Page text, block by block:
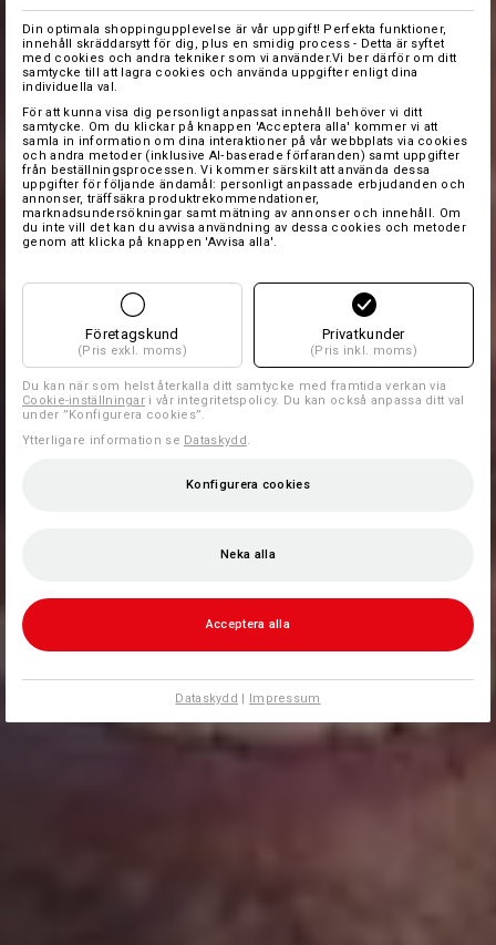
Din optimala shoppingupplevelse är vår uppgift! Perfekta funktioner,
innehåll skräddarsytt för dig, plus en smidig process - Detta är syftet
med cookies och andra tekniker som vi använder.Vi ber därför om ditt
samtycke till att lagra cookies och använda uppgifter enligt dina
individuella val.
För att kunna visa dig personligt anpassat innehåll behöver vi ditt
samtycke. Om du klickar på knappen 'Acceptera alla' kommer vi att
samla in information om dina interaktioner på vår webbplats via cookies
och andra metoder (inklusive AI‑baserade förfaranden) samt uppgifter
från beställningsprocessen. Vi kommer särskilt att använda dessa
uppgifter för följande ändamål: personligt anpassade erbjudanden och
annonser, träffsäkra produktrekommendationer,
marknadsundersökningar samt mätning av annonser och innehåll. Om
du inte vill det kan du avvisa användning av dessa cookies och metoder
genom att klicka på knappen 'Avvisa alla'.
Företagskund
(Pris exkl. moms)
Privatkunder
(Pris inkl. moms)
Du kan när som helst återkalla ditt samtycke med framtida verkan via
Cookie-inställningar i vår integritetspolicy. Du kan också anpassa ditt val
under ”Konfigurera cookies”.
Ytterligare information se Dataskydd.
Konfigurera cookies
Neka alla
Acceptera alla
Dataskydd | Impressum